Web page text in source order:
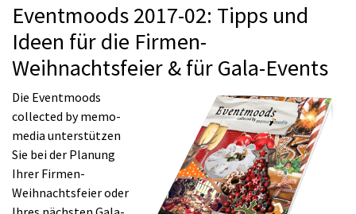
Eventmoods 2017-02: Tipps und
Ideen für die Firmen-
Weihnachtsfeier & für Gala-Events
Die Eventmoods
collected by memo-
media unterstützen
Sie bei der Planung
Ihrer Firmen-
Weihnachtsfeier oder